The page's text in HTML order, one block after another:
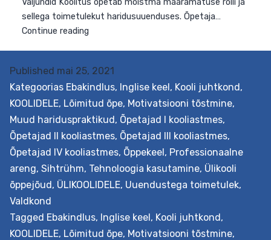
õpitoas, kus tutvustatakse erinevaid tehnoloogilisi
lahendusi – e-õpet, veebiseminari korraldamist ning
tehnoloogia kasutamisega oma töös. Koolituse lõpul
kogunetakse taas, et oma kogemust mõtestada.
Väljundid Koolitus õpetab mõistma määramatuse rolli
sellega toimetulekut haridusuuenduses. Õpetaja…
Continue readingToimetulek
määramatusega
tehnoloogia
rakendamisel
keeles)
Published mai 25, 2021
Kategoorias Ebakindlus, Inglise keel, Kooli juhtkond,
KOOLIDELE, Lõimitud õpe, Motivatsiooni tõstmine,
Muud hariduspraktikud, Õpetajad I kooliastmes,
Õpetajad II kooliastmes, Õpetajad III kooliastmes,
Õpetajad IV kooliastmes, Õppekeel, Professionaalne
areng, Sihtrühm, Tehnoloogia kasutamine, Ülikooli
õppejõud, ÜLIKOOLIDELE, Uuendustega toimetulek,
Valdkond
Tagged Ebakindlus, Inglise keel, Kooli juhtkond,
KOOLIDELE, Lõimitud õpe, Motivatsiooni tõstmine,